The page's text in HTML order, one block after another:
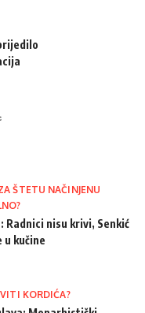
ŠTETU NAČINJENU
Radnici nisu krivi, Senkić
u kučine
KORDIĆA?